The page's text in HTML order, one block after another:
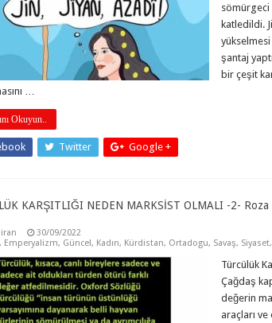
sömürgeci
katledildi.
şantaj
bir çeşit
…
Okuyun..
Twitter Google +
KARŞITLIĞI NEDEN MARKSİST OLMALI -2- Roza
30/09/2022
, Emperyalizm, Güncel, Kadın, Kürdistan, Ortadogu, Savaş, Siyaset,
Türcülük
Çağdaş
değerin
araçları